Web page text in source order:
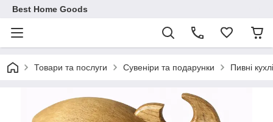
Best Home Goods
Товари та послуги Сувеніри та подарунки Пивні кухлі